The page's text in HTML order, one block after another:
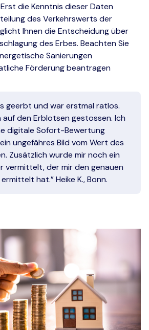
die Kenntnis dieser Daten
des Verkehrswerts der
Ihnen die Entscheidung über
des Erbes. Beachten Sie
Sanierungen
Förderung beantragen
geerbt und war erstmal ratlos.
auf den Erblotsen gestossen. Ich
digitale Sofort-Bewertung
ungefähres Bild vom Wert des
Zusätzlich wurde mir noch ein
vermittelt, der mir den genauen
hat.” Heike K., Bonn.